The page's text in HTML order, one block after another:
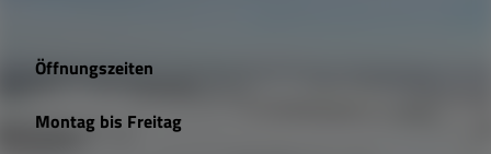
e
L
Öffnungszeiten
Montag bis Freitag